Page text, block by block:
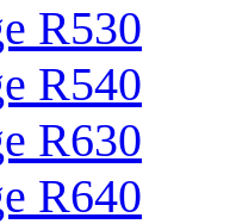
R530
R540
R630
R640